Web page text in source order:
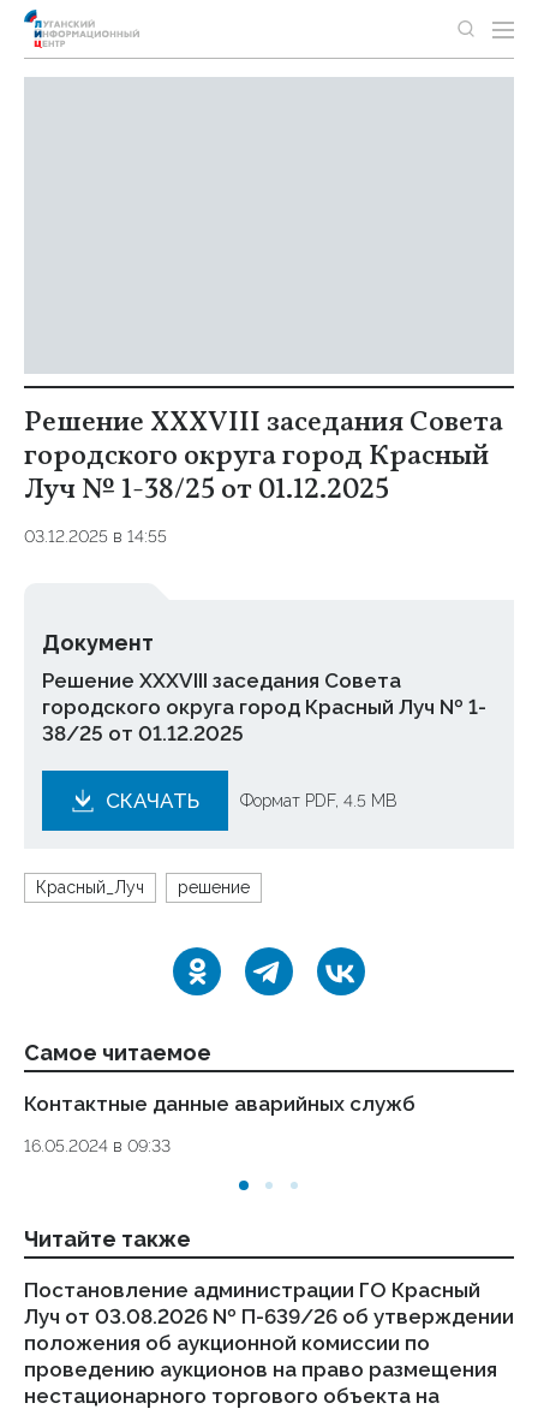
Решение XXXVIII заседания Совета
городского округа город Красный
Луч № 1-38/25 от 01.12.2025
03.12.2025 в 14:55
Документ
Решение XXXVIII заседания Совета
городского округа город Красный Луч № 1-
38/25 от 01.12.2025
СКАЧАТЬ Формат PDF, 4.5 MB
Красный_Луч решение
Самое читаемое
Контактные данные аварийных служб
16.05.2024 в 09:33
Читайте также
Постановление администрации ГО Красный
Луч от 03.08.2026 № П-639/26 об утверждении
положения об аукционной комиссии по
проведению аукционов на право размещения
нестационарного торгового объекта на